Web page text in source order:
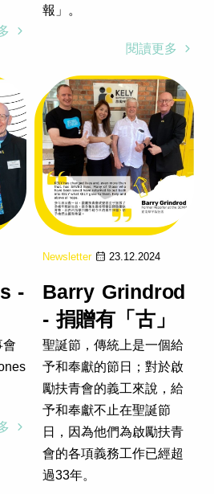
報」。
閱讀更多
-
會
Newsletter 23.12.2024
Barry Grindrod
- 捐贈有「古」
聖誕節，傳統上是一個給
予和奉獻的節日；對於啟
勵扶青會的義工來說，給
予和奉獻不止在聖誕節
日，因為他們為啟勵扶青
會的各項義務工作已經超
過33年。